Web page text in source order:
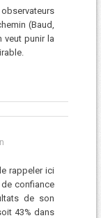
(Baud,
veut punir la
rappeler ici
confiance
de son
43% dans